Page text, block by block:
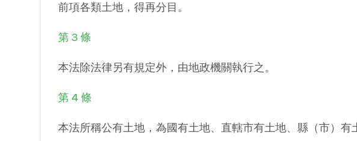
前項各類土地，得再分目。
第 3 條
本法除法律另有規定外，由地政機關執行之。
第 4 條
本法所稱公有土地，為國有土地、直轄市有土地、縣（市）有